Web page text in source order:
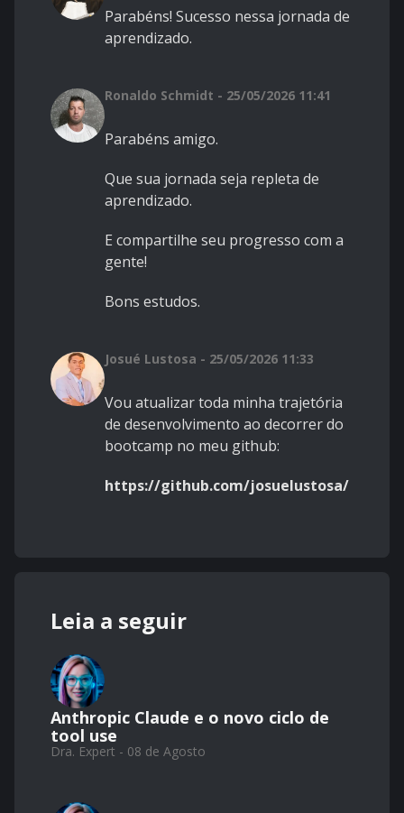
Parabéns! Sucesso nessa jornada de
aprendizado.
Ronaldo Schmidt - 25/05/2026 11:41
Parabéns amigo.
Que sua jornada seja repleta de
aprendizado.
E compartilhe seu progresso com a
gente!
Bons estudos.
Josué Lustosa - 25/05/2026 11:33
Vou atualizar toda minha trajetória
de desenvolvimento ao decorrer do
bootcamp no meu github:
https://github.com/josuelustosa/
Leia a seguir
Anthropic Claude e o novo ciclo de
tool use
Dra. Expert - 08 de Agosto